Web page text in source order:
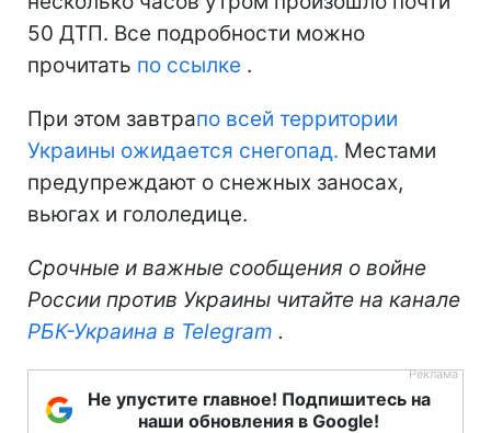
50 ДТП. Все подробности можно
прочитать по ссылке .
При этом завтрапо всей территории
Украины ожидается снегопад. Местами
предупреждают о снежных заносах,
вьюгах и гололедице.
Срочные и важные сообщения о войне
России против Украины читайте на канале
РБК-Украина в Telegram .
Не упустите главное! Подпишитесь на
наши обновления в Google!